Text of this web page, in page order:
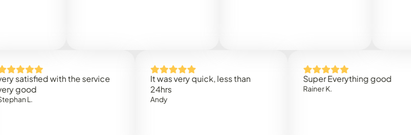
with the service
It was very quick, less than
Super Everything good